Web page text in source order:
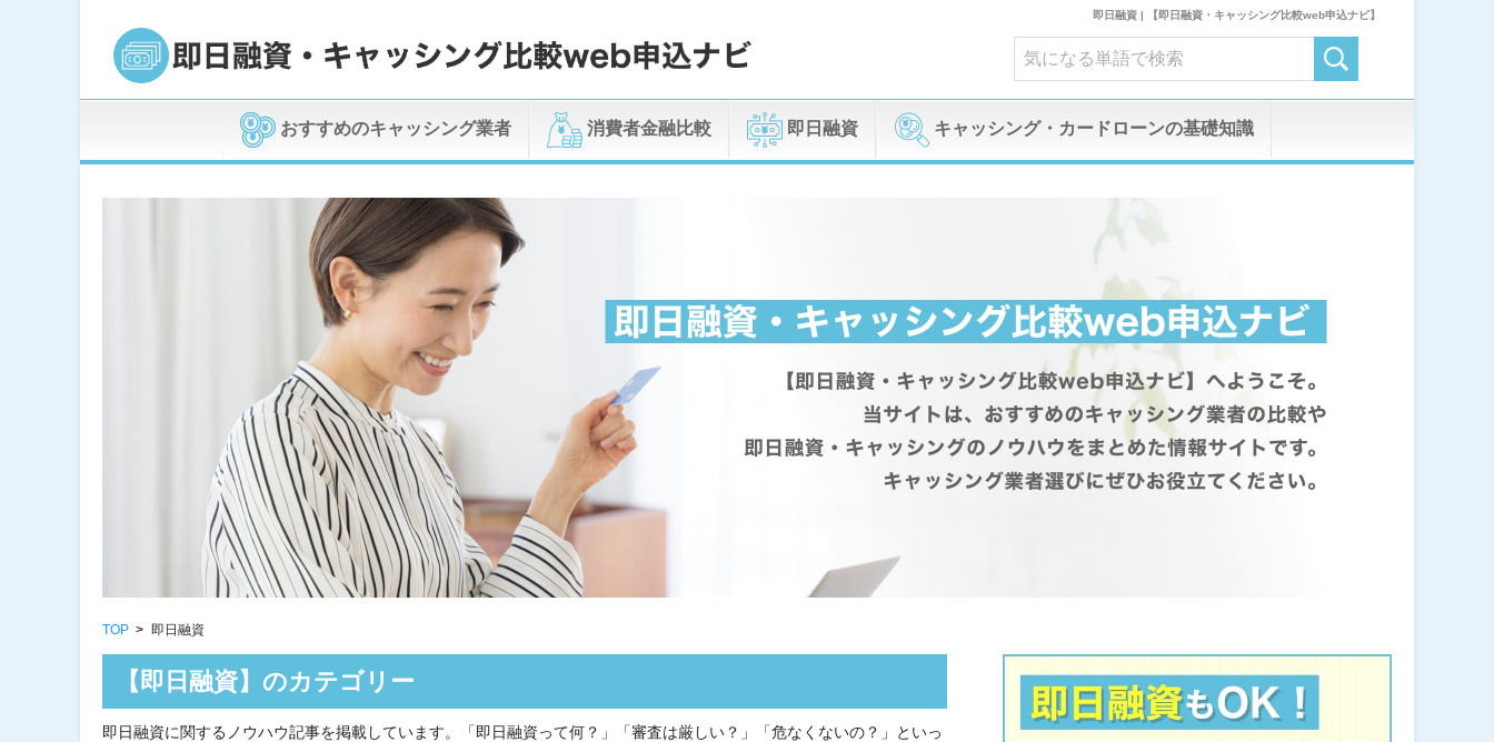
即日融資 | 【即日融資・キャッシング比較web申込ナビ】
おすすめのキャッシング業者 消費者金融比較 即日融資 キャッシング・カードローンの基礎知識
TOP 即日融資
【即日融資】のカテゴリー
即日融資に関するノウハウ記事を掲載しています。「即日融資って何？」「審査は厳しい？」「危なくないの？」といっ